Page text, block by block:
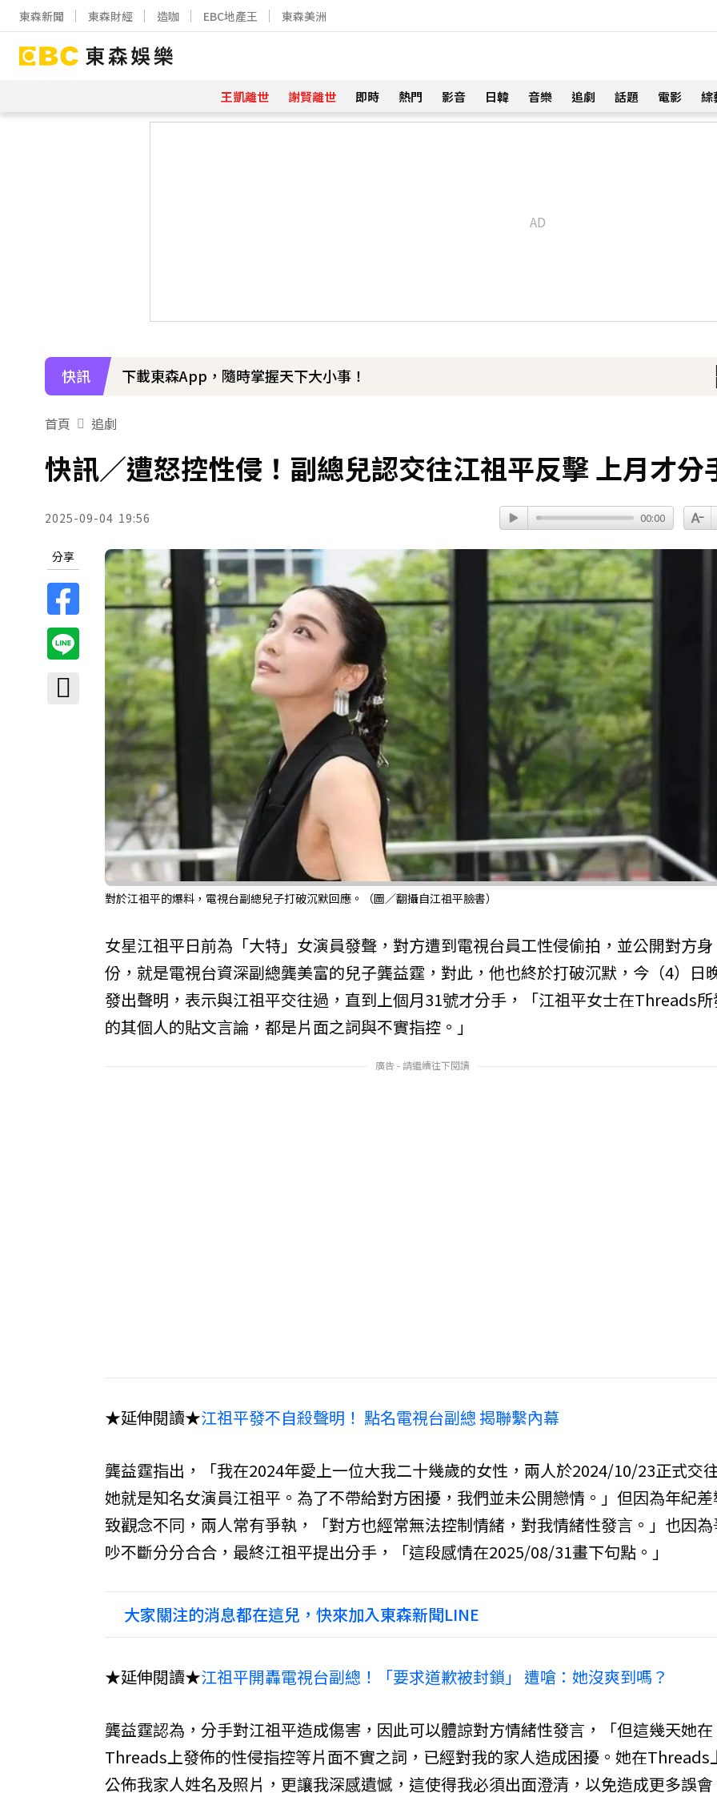
東森新聞 東森財經 造咖 EBC地產王 東森美洲
王凱離世 謝賢離世 即時 熱門 影音 日韓 音樂 追劇 話題 電影 綜
快訊
下載東森App，隨時掌握天下大小事！
首頁 追劇
快訊／遭怒控性侵！副總兒認交往江祖平反擊 上月才分
2025-09-04 19:56 00:00
分享
對於江祖平的爆料，電視台副總兒子打破沉默回應。（圖／翻攝自江祖平臉書）
女星江祖平日前為「大特」女演員發聲，對方遭到電視台員工性侵偷拍，並公開對方身
份，就是電視台資深副總龔美富的兒子龔益霆，對此，他也終於打破沉默，今（4）日
發出聲明，表示與江祖平交往過，直到上個月31號才分手，「江祖平女士在Threads
的其個人的貼文言論，都是片面之詞與不實指控。」
廣告 - 請繼續往下閱讀
★延伸閱讀★江祖平發不自殺聲明！ 點名電視台副總 揭聯繫內幕
龔益霆指出，「我在2024年愛上一位大我二十幾歲的女性，兩人於2024/10/23正式交
她就是知名女演員江祖平。為了不帶給對方困擾，我們並未公開戀情。」但因為年紀
致觀念不同，兩人常有爭執，「對方也經常無法控制情緒，對我情緒性發言。」也因
吵不斷分分合合，最終江祖平提出分手，「這段感情在2025/08/31畫下句點。」
大家關注的消息都在這兒，快來加入東森新聞LINE
★延伸閱讀★江祖平開轟電視台副總！「要求道歉被封鎖」 遭嗆：她沒爽到嗎？
龔益霆認為，分手對江祖平造成傷害，因此可以體諒對方情緒性發言，「但這幾天她在
Threads上發佈的性侵指控等片面不實之詞，已經對我的家人造成困擾。她在Threads
公佈我家人姓名及照片，更讓我深感遺憾，這使得我必須出面澄清，以免造成更多誤